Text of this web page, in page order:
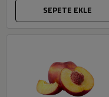
SEPETE EKLE